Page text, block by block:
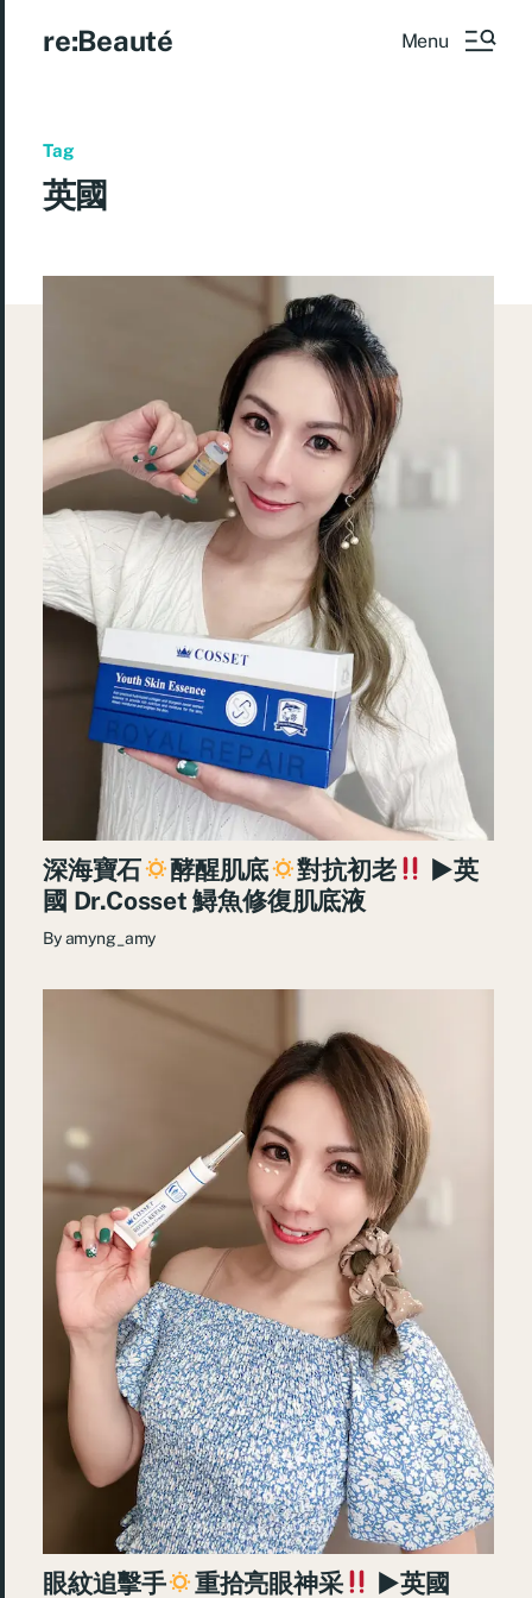
re:Beauté Menu
Tag
英國
深海寶石 酵醒肌底 對抗初老
►英
國 Dr.Cosset 鱘魚修復肌底液
Byamyng_amy
眼紋追擊手 重拾亮眼神采 ►英國